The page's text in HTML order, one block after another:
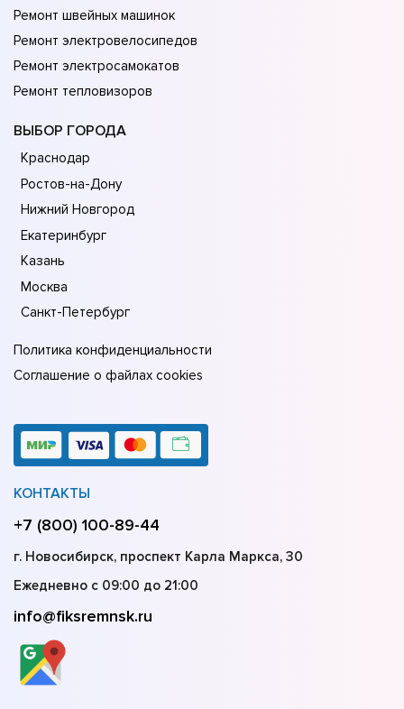
Ремонт швейных машинок
Ремонт электровелосипедов
Ремонт электросамокатов
Ремонт тепловизоров
ВЫБОР ГОРОДА
Краснодар
Ростов-на-Дону
Нижний Новгород
Екатеринбург
Казань
Москва
Санкт-Петербург
Политика конфиденциальности
Соглашение о файлах cookies
КОНТАКТЫ
+7 (800) 100-89-44
г. Новосибирск, проспект Карла Маркса, 30
Ежедневно с 09:00 до 21:00
info@fiksremnsk.ru